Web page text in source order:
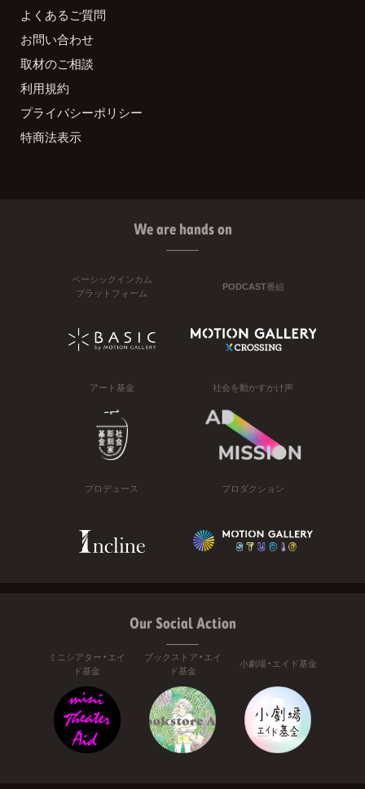
よくあるご質問
お問い合わせ
取材のご相談
利用規約
プライバシーポリシー
特商法表示
We are hands on
ベーシックインカム
プラットフォーム
PODCAST番組
アート基金 社会を動かすかけ声
プロデュース プロダクション
Our Social Action
ミニシアター・エイ
ド基金
ブックストア・エイ
ド基金
小劇場・エイド基金